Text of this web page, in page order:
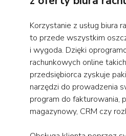
Korzystanie z usług biura
to przede wszystkim
i wygoda. Dzięki
rachunkowych online
przedsiębiorca zyskuje
narzędzi do prowadzenia
program do fakturowania,
magazynowy, CRM czy